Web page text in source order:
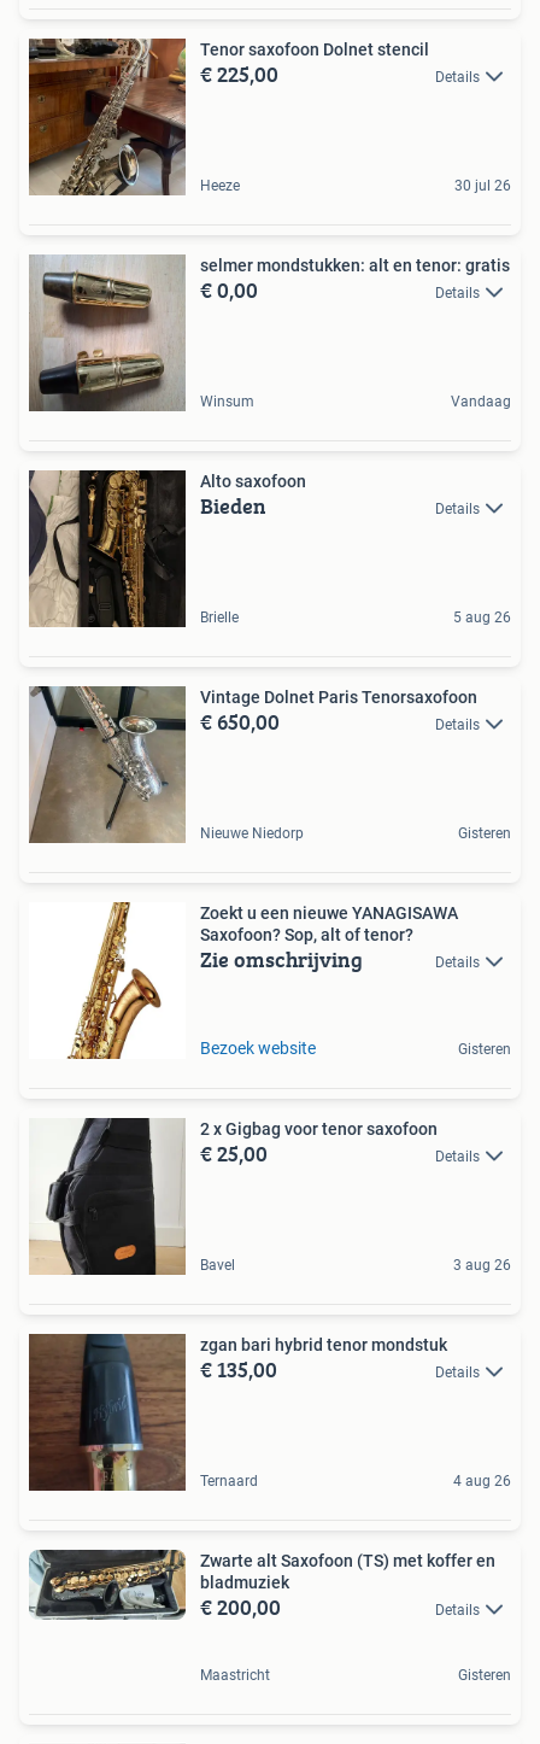
Tenor saxofoon Dolnet stencil
€ 225,00 Details
Heeze 30 jul 26
selmer mondstukken: alt en tenor: gratis
€ 0,00 Details
Winsum Vandaag
Alto saxofoon
Bieden Details
Brielle 5 aug 26
Vintage Dolnet Paris Tenorsaxofoon
€ 650,00 Details
Nieuwe Niedorp Gisteren
Zoekt u een nieuwe YANAGISAWA
Saxofoon? Sop, alt of tenor?
Zie omschrijving Details
Bezoek website Gisteren
2 x Gigbag voor tenor saxofoon
€ 25,00 Details
Bavel 3 aug 26
zgan bari hybrid tenor mondstuk
€ 135,00 Details
Ternaard 4 aug 26
Zwarte alt Saxofoon (TS) met koffer en
bladmuziek
€ 200,00 Details
Maastricht Gisteren